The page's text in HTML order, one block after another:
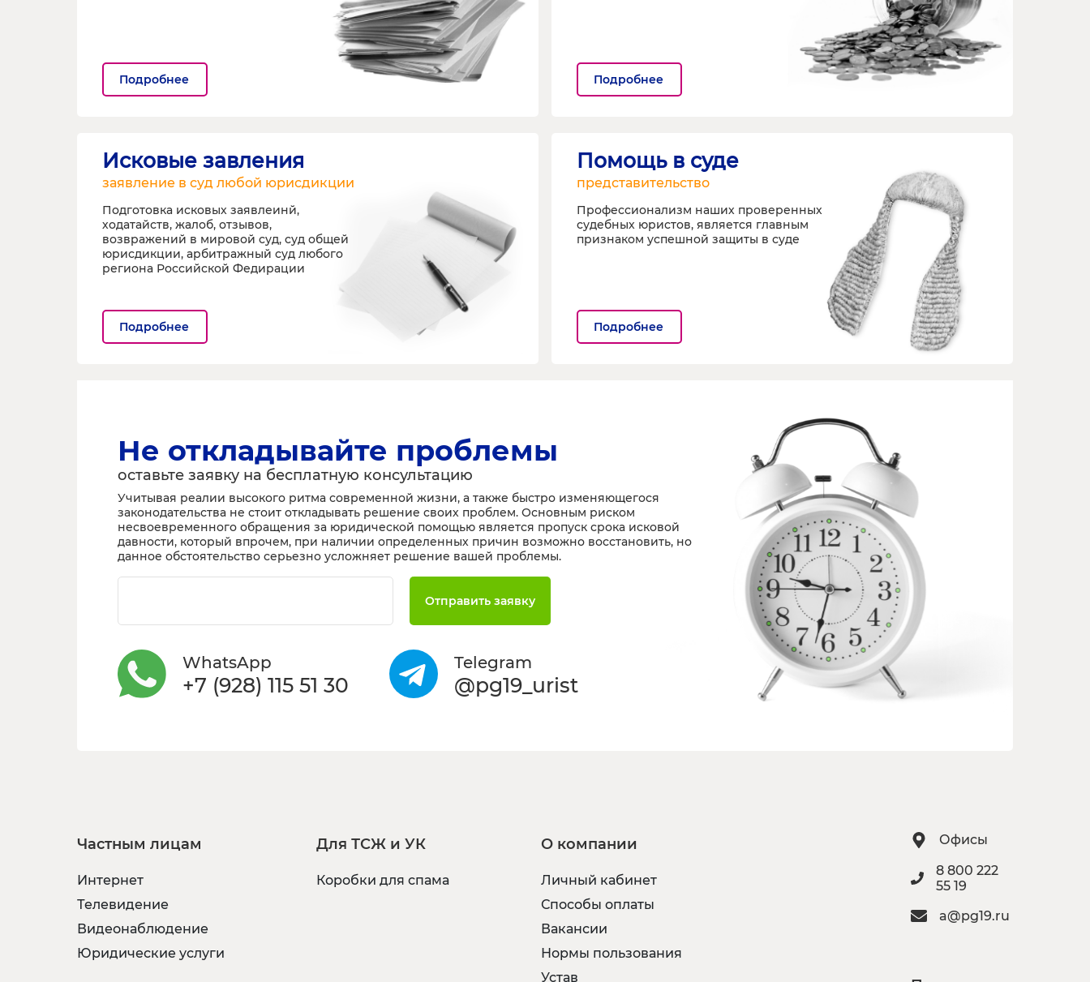
Подробнее Подробнее
Исковые завления
заявление в суд любой юрисдикции
Подготовка исковых заявлеинй,
ходатайств, жалоб, отзывов,
возвражений в мировой суд, суд общей
юрисдикции, арбитражный суд любого
региона Российской Федирации
Подробнее
Помощь в суде
представительство
Профессионализм наших проверенных
судебных юристов, является главным
признаком успешной защиты в суде
Подробнее
Не откладывайте проблемы
оставьте заявку на бесплатную консультацию
Учитывая реалии высокого ритма современной жизни, а также быстро изменяющегося
законодательства не стоит откладывать решение своих проблем. Основным риском
несвоевременного обращения за юридической помощью является пропуск срока исковой
давности, который впрочем, при наличии определенных причин возможно восстановить, но
данное обстоятельство серьезно усложняет решение вашей проблемы.
Отправить заявку
WhatsApp
+7 (928) 115 51 30
Telegram
@pg19_urist
Частным лицам
Интернет
Телевидение
Видеонаблюдение
Юридические услуги
Для ТСЖ и УК
Коробки для спама
О компании
Личный кабинет
Способы оплаты
Вакансии
Нормы пользования
Устав
Офисы
8 800 222
55 19
a@pg19.ru